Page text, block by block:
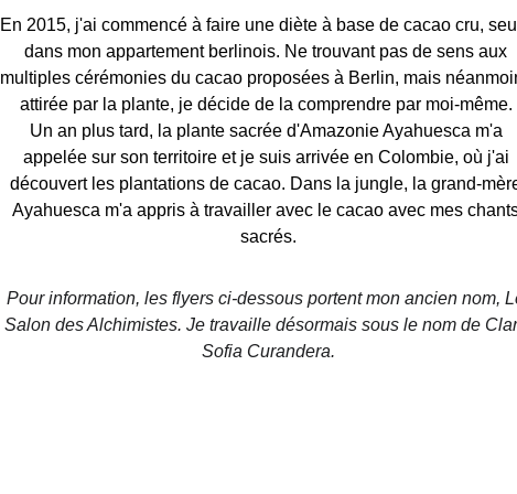
En 2015, j'ai commencé à faire une diète à base de cacao cru,
dans mon appartement berlinois. Ne trouvant pas de sens aux
multiples cérémonies du cacao proposées à Berlin, mais
attirée par la plante, je décide de la comprendre par moi-même.
Un an plus tard, la plante sacrée d'Amazonie Ayahuesca m'a
appelée sur son territoire et je suis arrivée en Colombie, où j'ai
découvert les plantations de cacao. Dans la jungle, la grand-
Ayahuesca m'a appris à travailler avec le cacao avec mes
sacrés.
Pour information, les flyers ci-dessous portent mon ancien nom,
Salon des Alchimistes. Je travaille désormais sous le nom de
Sofia Curandera.